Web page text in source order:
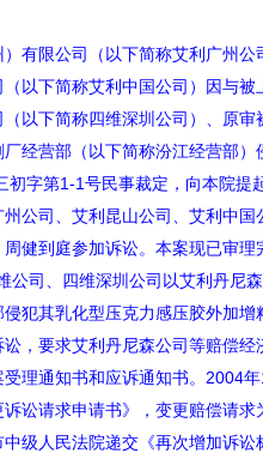
限公司（以下简称艾利广州公
以下简称艾利中国公司）因与
以下简称四维深圳公司）、原
经营部（以下简称汾江经营部）
初字第1-1号民事裁定，向本院提
公司、艾利昆山公司、艾利中
健到庭参加诉讼。本案现已审理
公司、四维深圳公司以艾利丹尼
犯其乳化型压克力感压胶外加
，要求艾利丹尼森公司等赔偿经
理通知书和应诉通知书。 2004年
讼请求申请书》，变更赔偿请求
级人民法院递交《再次增加诉